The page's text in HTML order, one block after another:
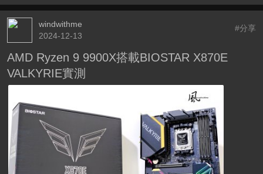
windwithme
2024-12-13
#分享
AMD Ryzen 9 9900X搭載BIOSTAR X870E
VALKYRIE實測